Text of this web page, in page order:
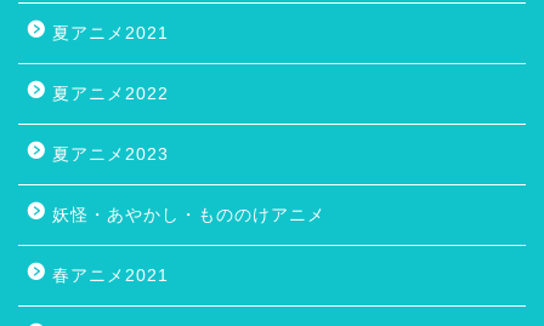
夏アニメ2021
夏アニメ2022
夏アニメ2023
妖怪・あやかし・もののけアニメ
春アニメ2021